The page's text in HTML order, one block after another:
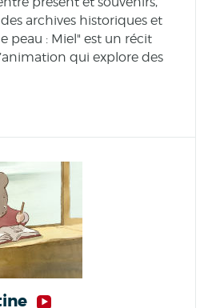
archives historiques et
peau : Miel" est un récit
qui explore des